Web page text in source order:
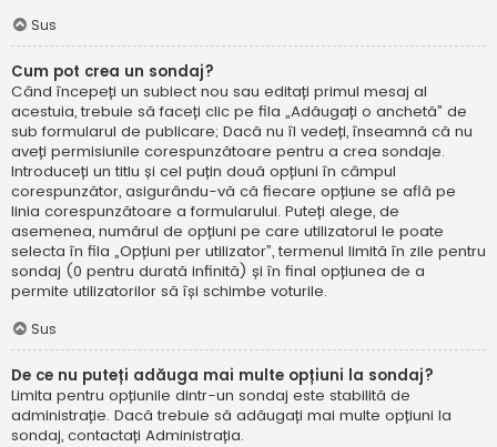
Sus
Cum pot crea un sondaj?
Când începeți un subiect nou sau editați primul mesaj al
acestuia, trebuie să faceți clic pe fila „Adăugați o anchetă” de
sub formularul de publicare; Dacă nu îl vedeți, înseamnă că nu
aveți permisiunile corespunzătoare pentru a crea sondaje.
Introduceți un titlu și cel puțin două opțiuni în câmpul
corespunzător, asigurându-vă că fiecare opțiune se află pe
linia corespunzătoare a formularului. Puteți alege, de
asemenea, numărul de opțiuni pe care utilizatorul le poate
selecta în fila „Opțiuni per utilizator”, termenul limită în zile pentru
sondaj (0 pentru durată infinită) și în final opțiunea de a
permite utilizatorilor să își schimbe voturile.
Sus
De ce nu puteți adăuga mai multe opțiuni la sondaj?
Limita pentru opțiunile dintr-un sondaj este stabilită de
administrație. Dacă trebuie să adăugați mai multe opțiuni la
sondaj, contactați Administrația.